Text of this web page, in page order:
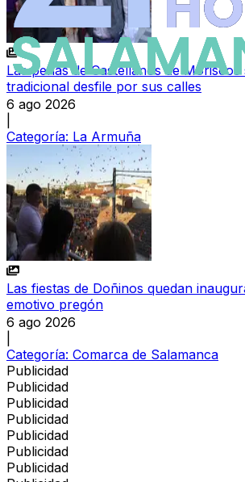
Las peñas de Castellanos de
tradicional desfile por sus calles
6 ago 2026
Categoría: La Armuña
Las fiestas de Doñinos quedan
emotivo pregón
6 ago 2026
Categoría: Comarca de Salamanca
Publicidad
Publicidad
Publicidad
Publicidad
Publicidad
Publicidad
Publicidad